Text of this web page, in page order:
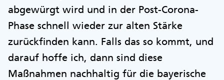
abgewürgt wird und in der Post-Corona-
Phase schnell wieder zur alten Stärke
zurückfinden kann. Falls das so kommt, und
darauf hoffe ich, dann sind diese
Maßnahmen nachhaltig für die bayerische